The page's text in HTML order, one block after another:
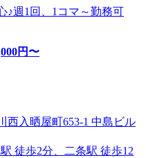
♪週1回、1コマ～勤務可
円〜
西入晒屋町653-1 中島ビル
徒歩2分、二条駅 徒歩12